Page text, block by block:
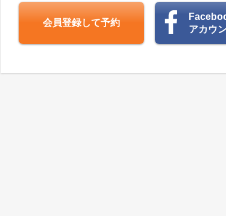
会員登録して予約
アカウ